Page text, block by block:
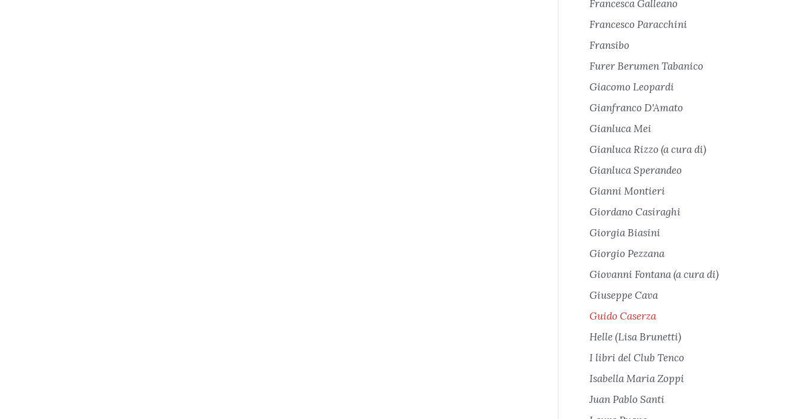
Francesca Galleano
Francesco Paracchini
Fransibo
Furer Berumen Tabanico
Giacomo Leopardi
Gianfranco D'Amato
Gianluca Mei
Gianluca Rizzo (a cura di)
Gianluca Sperandeo
Gianni Montieri
Giordano Casiraghi
Giorgia Biasini
Giorgio Pezzana
Giovanni Fontana (a cura di)
Giuseppe Cava
Guido Caserza
Helle (Lisa Brunetti)
I libri del Club Tenco
Isabella Maria Zoppi
Juan Pablo Santi